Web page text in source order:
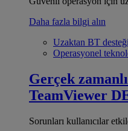
Daha fazla bilgi alın
Uzaktan BT desteği
Operasyonel
Gerçek
TeamViewer
Sorunları kullanıcılar